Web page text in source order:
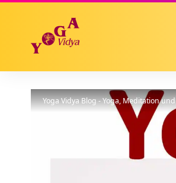
Yoga Vidya Blog - Yoga, Meditation